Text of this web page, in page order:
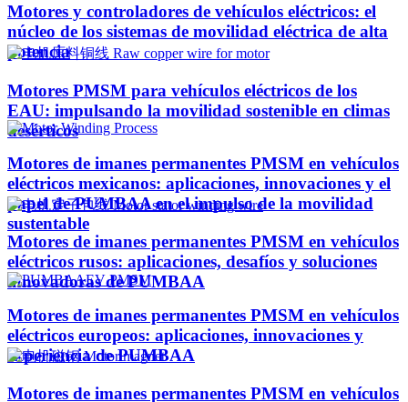
Motores y controladores de vehículos eléctricos: el
núcleo de los sistemas de movilidad eléctrica de alta
potencia
Motores PMSM para vehículos eléctricos de los
EAU: impulsando la movilidad sostenible en climas
desérticos
Motores de imanes permanentes PMSM en vehículos
eléctricos mexicanos: aplicaciones, innovaciones y el
papel de PUMBAA en el impulso de la movilidad
sustentable
Motores de imanes permanentes PMSM en vehículos
eléctricos rusos: aplicaciones, desafíos y soluciones
innovadoras de PUMBAA
Motores de imanes permanentes PMSM en vehículos
eléctricos europeos: aplicaciones, innovaciones y
experiencia de PUMBAA
Motores de imanes permanentes PMSM en vehículos